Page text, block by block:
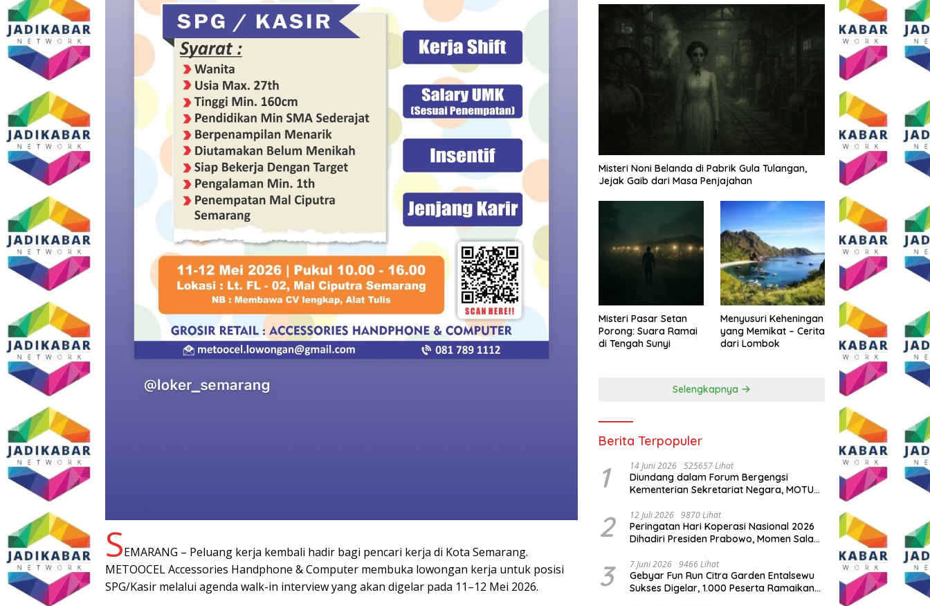
SEMARANG – Peluang kerja kembali hadir bagi pencari kerja di Kota Semarang.
METOOCEL Accessories Handphone & Computer membuka lowongan kerja untuk posisi
SPG/Kasir melalui agenda walk-in interview yang akan digelar pada 11–12 Mei 2026.
Misteri Noni Belanda di Pabrik Gula Tulangan,
Jejak Gaib dari Masa Penjajahan
Misteri Pasar Setan
Porong: Suara Ramai
di Tengah Sunyi
Menyusuri Keheningan
yang Memikat – Cerita
dari Lombok
Selengkapnya
Berita Terpopuler
1 14 Juni 2026 525657 Lihat
Diundang dalam Forum Bergengsi
Kementerian Sekretariat Negara, MOTU
Indonesia
2 12 Juli 2026 9870 Lihat
Peringatan Hari Koperasi Nasional 2026
Dihadiri Presiden Prabowo, Momen Salam
3 7 Juni 2026 9466 Lihat
Gebyar Fun Run Citra Garden Entalsewu
Sukses Digelar, 1.000 Peserta Ramaikan